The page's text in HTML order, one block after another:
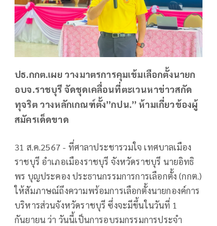
ปธ.กกต.เผย วางมาตรการคุมเข้มเลือกตั้งนายก
อบจ.ราชบุรี จัดชุดเคลื่อนที่ตะเวนหาข่าวสกัด
ทุจริต วางหลักเกณฑ์ตั้ง”กปน.” ห้ามเกี่ยวข้องผู้
สมัครเด็ดขาด
31 ส.ค.2567 - ที่ศาลาประชารวมใจ เทศบาลเมือง
ราชบุรี อำเภอเมืองราชบุรี จังหวัดราชบุรี นายอิทธิ
พร บุญประคอง ประธานกรรมการการเลือกตั้ง (กกต.)
ให้สัมภาษณ์ถึงความพร้อมการเลือกตั้งนายกองค์การ
บริหารส่วนจังหวัดราชบุรี ซึ่งจะมีขึ้นในวันที่ 1
กันยายน ว่า วันนี้เป็นการอบรมกรรมการประจำ